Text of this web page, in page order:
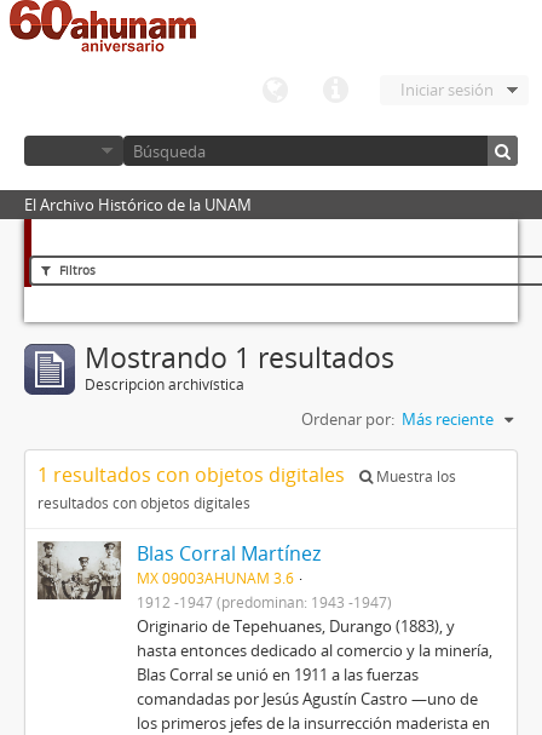
Iniciar sesión
El Archivo Histórico de la UNAM
Filtros
Mostrando 1 resultados
Descripción archivística
Ordenar por: Más reciente
1 resultados con objetos digitales
Muestra los
resultados con objetos digitales
Blas Corral Martínez
MX 09003AHUNAM 3.6
1912 -1947 (predominan: 1943 -1947)
Originario de Tepehuanes, Durango (1883), y
hasta entonces dedicado al comercio y la minería,
Blas Corral se unió en 1911 a las fuerzas
comandadas por Jesús Agustín Castro —uno de
los primeros jefes de la insurrección maderista en